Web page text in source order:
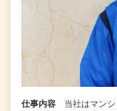
仕事内容
当社はマン